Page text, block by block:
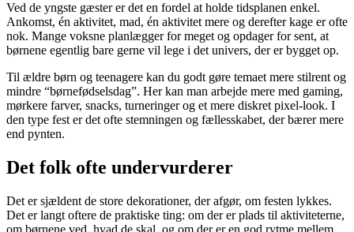
Ved de yngste gæster er det en fordel at holde tidsplanen enkel.
Ankomst, én aktivitet, mad, én aktivitet mere og derefter kage er ofte
nok. Mange voksne planlægger for meget og opdager for sent, at
børnene egentlig bare gerne vil lege i det univers, der er bygget op.
Til ældre børn og teenagere kan du godt gøre temaet mere stilrent og
mindre “børnefødselsdag”. Her kan man arbejde mere med gaming,
mørkere farver, snacks, turneringer og et mere diskret pixel-look. I
den type fest er det ofte stemningen og fællesskabet, der bærer mere
end pynten.
Det folk ofte undervurderer
Det er sjældent de store dekorationer, der afgør, om festen lykkes.
Det er langt oftere de praktiske ting: om der er plads til aktiviteterne,